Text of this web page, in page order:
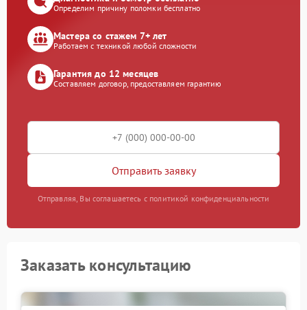
Определим причину поломки бесплатно
Мастера со стажем 7+ лет
Работаем с техникой любой сложности
Гарантия до 12 месяцев
Составляем договор, предоставляем гарантию
Отправить заявку
Отправляя, Вы соглашаетесь с политикой конфиденциальности
Заказать консультацию